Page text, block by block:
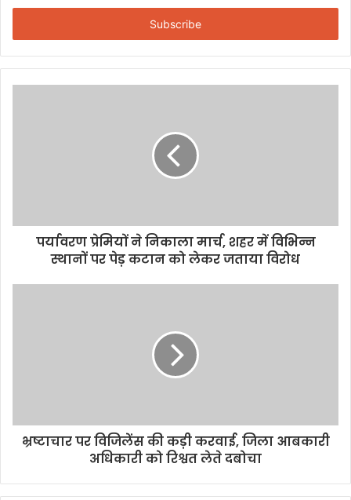
t
r
y
पर्यावरण प्रेमियों ने निकाला मार्च, शहर में विभिन्न
स्थानों पर पेड़ कटान को लेकर जताया विरोध
भ्रष्टाचार पर विजिलेंस की कड़ी करवाई, जिला आबकारी
अधिकारी को रिश्वत लेते दबोचा